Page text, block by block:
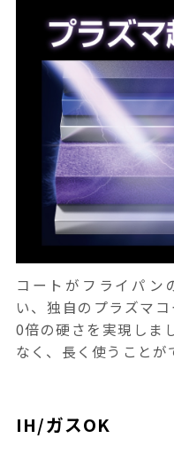
コートがフライパン
い、独自のプラズマ
0倍の硬さを実現しま
なく、長く使うことが
IH/ガスOK